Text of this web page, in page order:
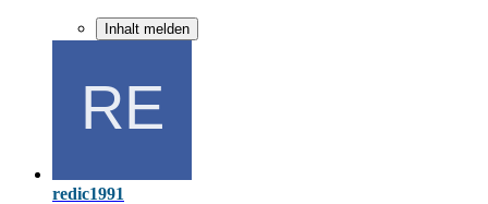
Inhalt melden
redic1991